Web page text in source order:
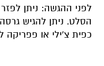
לפני ההגשה: ניתן
הסלט. ניתן להגיש
כפית צ'ילי או פפריקה